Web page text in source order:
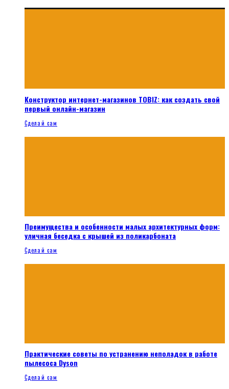
Конструктор интернет-магазинов TOBIZ: как создать свой
первый онлайн-магазин
Сделай сам
Преимущества и особенности малых архитектурных форм:
уличная беседка с крышей из поликарбоната
Сделай сам
Практические советы по устранению неполадок в работе
пылесоса Dyson
Сделай сам